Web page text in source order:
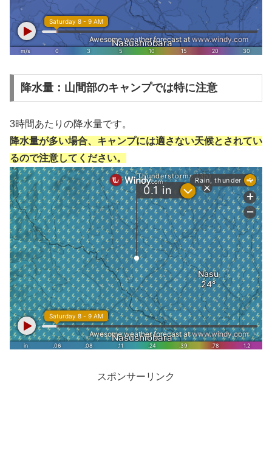
降水量：山間部のキャンプでは特に注意
3時間あたりの降水量です。
降水量が多い場合、キャンプには適さない天候とされてい
るので注意してください。
スポンサーリンク